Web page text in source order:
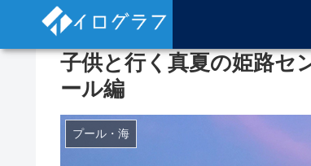
子供と行く真夏の姫路セ
ール編
プール・海